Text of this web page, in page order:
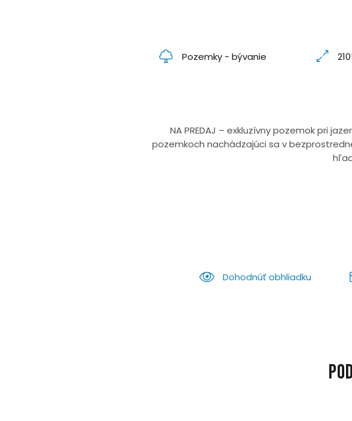
Pozemky - bývanie
NA PREDAJ – exkluzívny pozemok pri
pozemkoch nachádzajúci sa v
Dohodnúť obhliadku